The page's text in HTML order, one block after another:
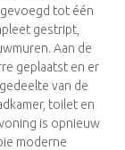
tot één
gestript,
Aan de
geplaatst en er
van de
toilet en
is opnieuw
moderne